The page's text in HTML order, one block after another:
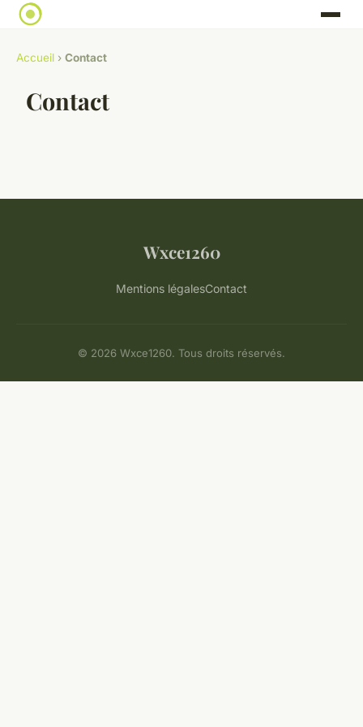
Accueil › Contact
Contact
Wxce1260
Mentions légalesContact
© 2026 Wxce1260. Tous droits réservés.